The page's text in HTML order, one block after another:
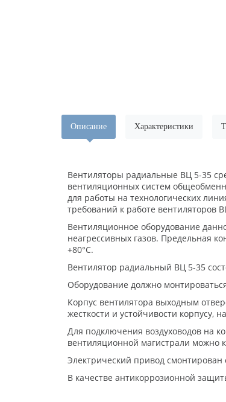
Описание Характеристики
Вентиляторы радиальные ВЦ 5-35
вентиляционных систем
для работы на технологических
требований к работе вентиляторов
Вентиляционное оборудование
неагрессивных газов. Предельная
+80°С.
Вентилятор радиальный ВЦ 5-35
Оборудование должно
Корпус вентилятора выходным
жесткости и устойчивости корпусу,
Для подключения воздуховодов на
вентиляционной магистрали можно
Электрический привод смонтирован
В качестве антикоррозионной